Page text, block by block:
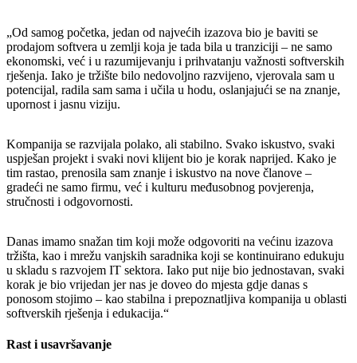
„Od samog početka, jedan od najvećih izazova bio je baviti se
prodajom softvera u zemlji koja je tada bila u tranziciji – ne samo
ekonomski, već i u razumijevanju i prihvatanju važnosti softverskih
rješenja. Iako je tržište bilo nedovoljno razvijeno, vjerovala sam u
potencijal, radila sam sama i učila u hodu, oslanjajući se na znanje,
upornost i jasnu viziju.
Kompanija se razvijala polako, ali stabilno. Svako iskustvo, svaki
uspješan projekt i svaki novi klijent bio je korak naprijed. Kako je
tim rastao, prenosila sam znanje i iskustvo na nove članove –
gradeći ne samo firmu, već i kulturu međusobnog povjerenja,
stručnosti i odgovornosti.
Danas imamo snažan tim koji može odgovoriti na većinu izazova
tržišta, kao i mrežu vanjskih saradnika koji se kontinuirano edukuju
u skladu s razvojem IT sektora. Iako put nije bio jednostavan, svaki
korak je bio vrijedan jer nas je doveo do mjesta gdje danas s
ponosom stojimo – kao stabilna i prepoznatljiva kompanija u oblasti
softverskih rješenja i edukacija.“
Rast i usavršavanje